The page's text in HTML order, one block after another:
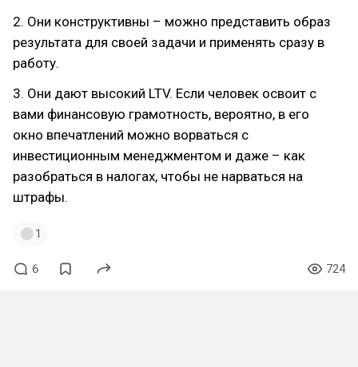
2. Они конструктивны – можно представить образ
результата для своей задачи и применять сразу в
работу.
3. Они дают высокий LTV. Если человек освоит с
вами финансовую грамотность, вероятно, в его
окно впечатлений можно ворваться с
инвестиционным менеджментом и даже – как
разобраться в налогах, чтобы не нарваться на
штрафы.
1
6 724